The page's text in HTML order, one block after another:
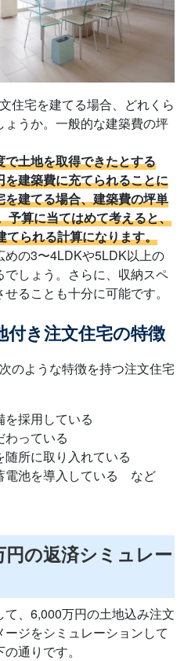
住宅を建てる場合、どれくら
うか。一般的な建築費の坪
土地を取得できたとする
建築費に充てられることに
建てる場合、建築費の坪単
予算に当てはめて考えると、
てられる計算になります。
めの3〜4LDKや5LDK以上の
しょう。さらに、収納スペ
ることも十分に可能です。
付き注文住宅の特徴
のような特徴を持つ注文住宅
採用している
わっている
所に取り入れている
電池を導入している など
の返済シミュレー
、6,000万円の土地込み注文
ジをシミュレーションして
通りです。